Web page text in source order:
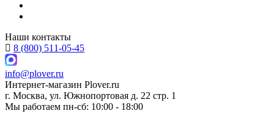
Наши контакты
8 (800) 511-05-45
info@plover.ru
Интернет-магазин Plover.ru
г. Москва, ул. Южнопортовая д. 22 стр. 1
Мы работаем пн-сб: 10:00 - 18:00